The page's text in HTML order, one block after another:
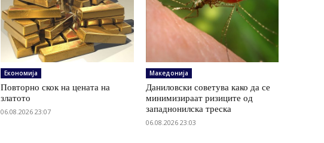
Економија
Повторно скок на цената на
златото
06.08.2026 23:07
Македонија
Даниловски советува како да се
минимизираат ризиците од
западнонилска треска
06.08.2026 23:03